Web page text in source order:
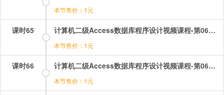
本节售价：1元
课时65 计算机二级Access数据库程序设计视频课程-第06章-6.1宏的基本概念.mp4
本节售价：1元
课时66 计算机二级Access数据库程序设计视频课程-第06章-6.2建立宏.mp4
本节售价：1元